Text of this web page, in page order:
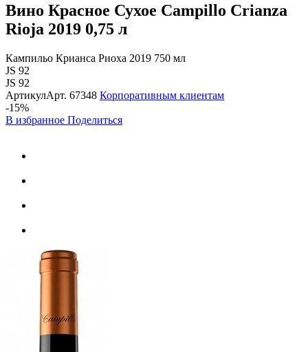
Вино Красное Сухое Campillo Crianza
Rioja 2019 0,75 л
Кампильо Крианса Риоха 2019 750 мл
JS 92
JS 92
АртикулАрт. 67348 Корпоративным клиентам
-15%
В избранное Поделиться